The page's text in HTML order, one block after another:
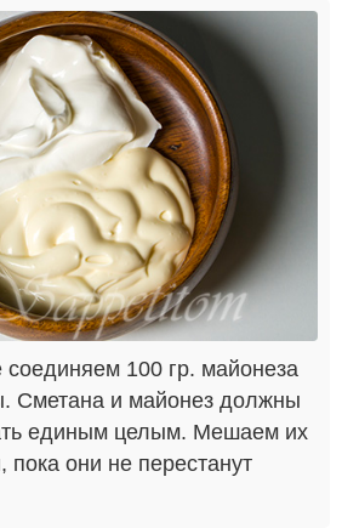
соединяем 100 гр. майонеза
Сметана и майонез должны
единым целым. Мешаем их
пока они не перестанут